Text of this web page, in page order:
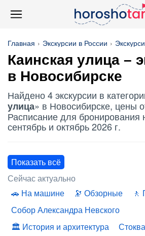
Главная Экскурсии в России
Каинская улица –
в Новосибирске
Найдено 4 экскурсии в
улица» в Новосибирске, цены
Расписание для бронирования
сентябрь и октябрь 2026 г.
Показать всё
Сейчас актуально
На машине
Обзорные
Собор Александра Невского
История и архитектура